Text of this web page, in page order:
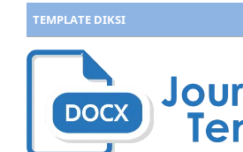
TEMPLATE DIKSI